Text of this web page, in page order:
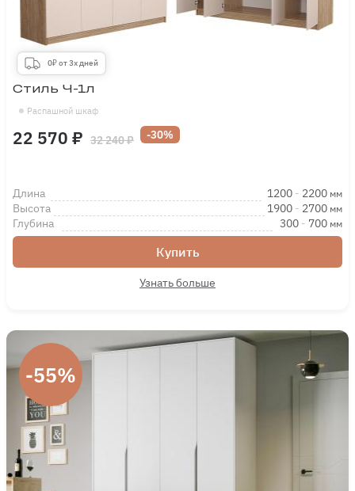
0₽ от 3х дней
Распашной шкаф
Стиль Ч-1л
22 570 ₽ 32 240 ₽ -30%
Длина 1200 - 2200 мм
Высота 1900 - 2700 мм
Глубина 300 - 700 мм
Купить
Узнать больше
-55%